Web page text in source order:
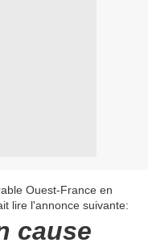
Ouest-France en
lire l'annonce suivante:
cause